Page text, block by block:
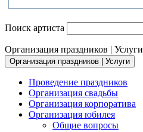
Поиск артиста
Организация праздников | Услуги
Организация праздников | Услуги
Проведение праздников
Организация свадьбы
Организация корпоратива
Организация юбилея
Общие вопросы